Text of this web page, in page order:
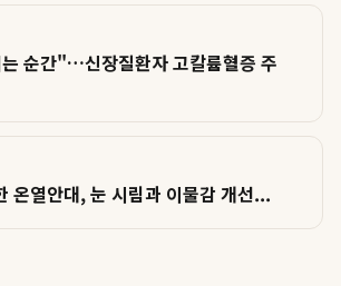
순간"…신장질환자 고칼륨혈증 주
온열안대, 눈 시림과 이물감 개선...